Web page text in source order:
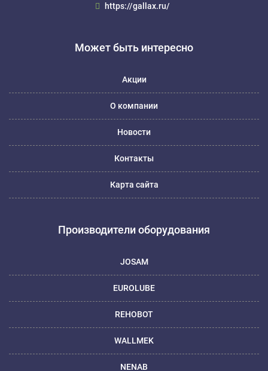
https://gallax.ru/
Может быть интересно
Акции
О компании
Новости
Контакты
Карта сайта
Производители оборудования
JOSAM
EUROLUBE
REHOBOT
WALLMEK
NENAB